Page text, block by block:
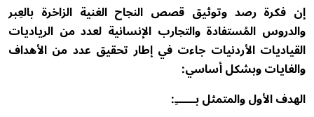
إن فكرة رصد وتوثيق قصص النجاح الغنية الزاخرة بالعِبر
والدروس المُستفادة والتجارب الإنسانية لعدد من الرياديات
القياديات الأردنيات جاءت في إطار تحقيق عدد من الأهداف
والغايات وبشكل أساسي:
الهدف الأول والمتمثل بــــــِ: